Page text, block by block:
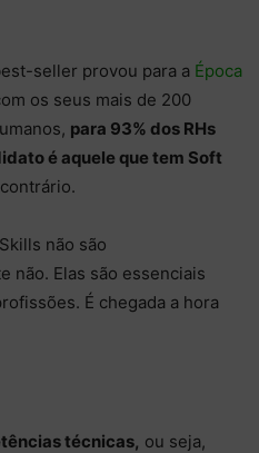
seller provou para a Época
os seus mais de 200
para 93% dos RHs
é aquele que tem Soft
não são
não. Elas são essenciais
É chegada a hora
técnicas, ou seja,